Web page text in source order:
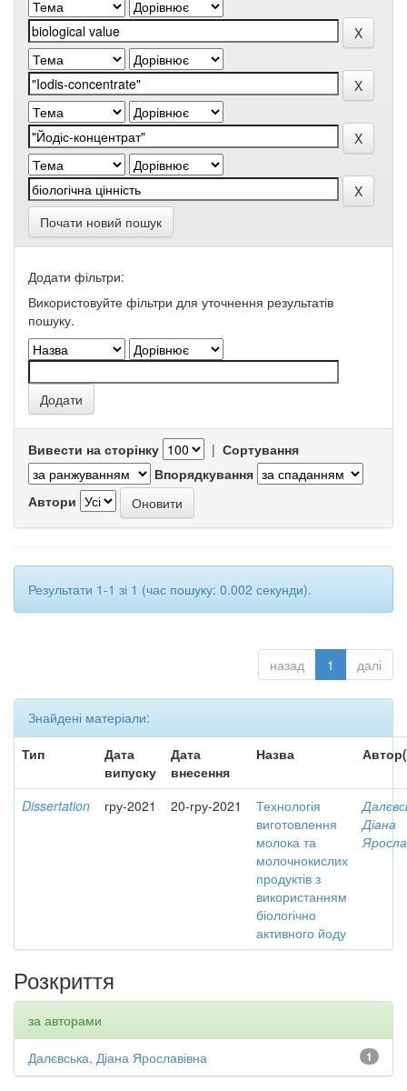
Почати новий пошук
Додати фільтри:
Використовуйте фільтри для уточнення результатів
пошуку.
Вивести на сторінку | Сортування
Впорядкування
Автори
Результати 1-1 зі 1 (час пошуку: 0.002 секунди).
назад 1 далі
Знайдені матеріали:
Тип
Дата
випуску
Дата
внесення
Назва
Dissertation гру-2021 20-гру-2021
Технологія
виготовлення
молока та
молочнокислих
продуктів з
використанням
біологічно
активного йоду
Діана
Розкриття
за авторами
1
Далєвська, Діана Ярославівна